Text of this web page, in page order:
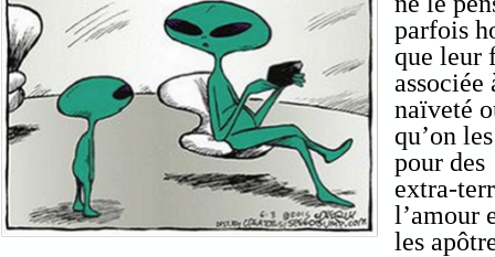
parfois
que leur
associée
naïveté
qu’on
pour des
extra-
l’amour
les